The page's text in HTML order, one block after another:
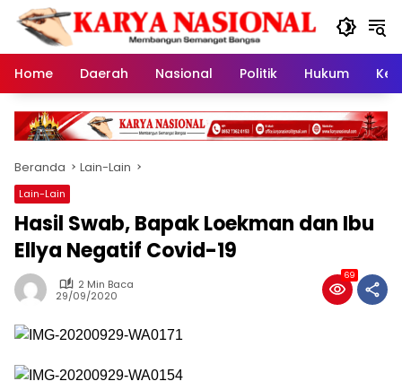
Langsung
konten
Home
Daerah Nasional Politik Hukum
Beranda Lain-Lain
Lain-Lain
Hasil Swab, Bapak Loekman dan Ibu
Ellya Negatif Covid-19
2 Min Baca
29/09/2020
69